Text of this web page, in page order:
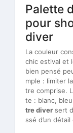
Palette
pour
diver
La couleur
chic estival et
bien pensé
mple : limiter
tre comprise.
te : blanc,
tre diver sert
ssé d’un